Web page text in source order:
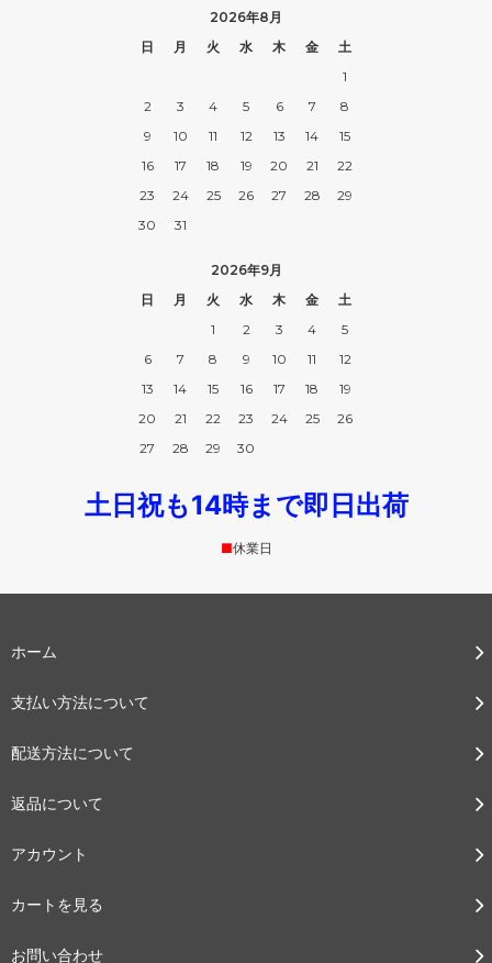
2026年8月
日
月 火 水 木 金
土
1
2
3 4 5 6 7
8
9
10 11 12 13 14
15
16
17 18 19 20 21
22
23
24 25 26 27 28
29
30
31
2026年9月
日
月 火 水 木 金
土
1
2 3 4
5
6
7 8 9 10 11
12
13
14 15 16 17 18
19
20
21 22 23 24 25
26
27
28 29 30
土日祝も14時まで即日出荷
■休業日
ホーム
支払い方法について
配送方法について
返品について
アカウント
カートを見る
お問い合わせ